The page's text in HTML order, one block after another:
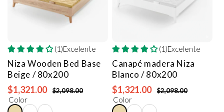
(1)Excelente
Niza Wooden Bed Base
Beige / 80x200
$1,321.00 $2,098.00
Color
(1)Excelente
Canapé madera Niza
Blanco / 80x200
$1,321.00 $2,098.00
Color